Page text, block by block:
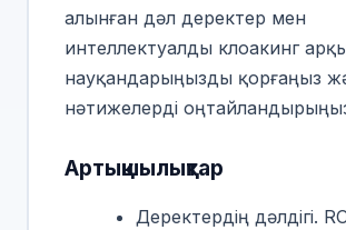
алынған дәл деректер мен
интеллектуалды клоакинг
науқандарыңызды қорғаңыз
нәтижелерді
Артықшылықтар
Деректердің дәлдігі.